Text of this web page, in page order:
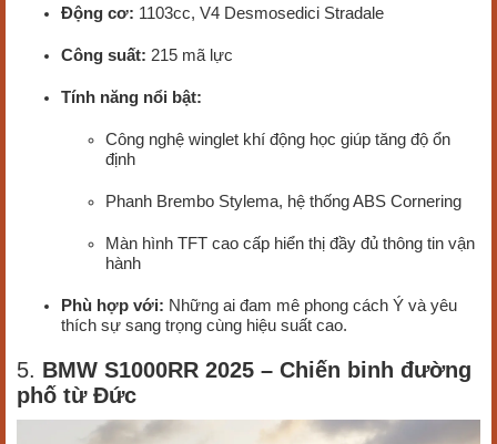
Động cơ: 1103cc, V4 Desmosedici Stradale
Công suất: 215 mã lực
Tính năng nổi bật:
Công nghệ winglet khí động học giúp tăng độ ổn
định
Phanh Brembo Stylema, hệ thống ABS Cornering
Màn hình TFT cao cấp hiển thị đầy đủ thông tin vận
hành
Phù hợp với: Những ai đam mê phong cách Ý và yêu
thích sự sang trọng cùng hiệu suất cao.
5. BMW S1000RR 2025 – Chiến binh đường
phố từ Đức